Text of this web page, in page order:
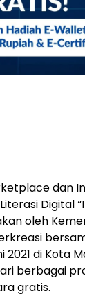
dan
Digital
oleh
di Kota
berbagai
gratis.